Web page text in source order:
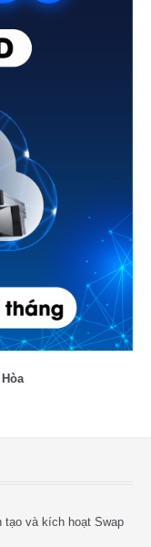
tạo và kích hoạt Swap